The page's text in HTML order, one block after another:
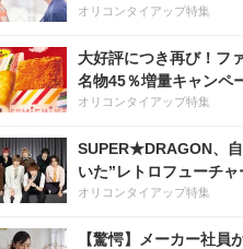
オリコンタイアップ特集
大好評につき再び！フ
名物45％増量キャンペ
オリコンタイアップ特集
SUPER★DRAGON、
いた”レトロフューチャ
オリコンタイアップ特集
【驚愕】メーカー社員